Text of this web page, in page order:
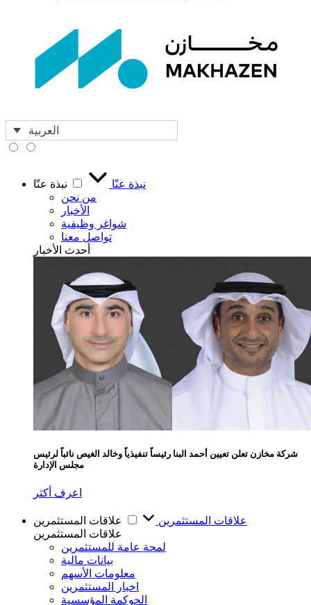
العربية
نبذة عنّا
نبذة عنّا
من نحن
الأخبار
شواغر وظيفية
تواصل معنا
أحدث الأخبار
شركة مخازن تعلن تعيين أحمد البنا رئيساً تنفيذياً وخالد الغيص نائباً لرئيس
مجلس الإدارة
اعرف أكثر
علاقات المستثمرين
علاقات المستثمرين
علاقات المستثمرين
لمحة عامة للمستثمرين
بيانات مالية
معلومات الأسهم
اخبار المستثمرين
الحوكمة المؤسسية